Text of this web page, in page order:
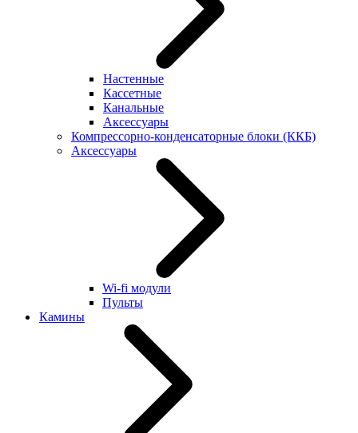
Настенные
Кассетные
Канальные
Аксессуары
Компрессорно-конденсаторные блоки (ККБ)
Аксессуары
Wi-fi модули
Пульты
Камины